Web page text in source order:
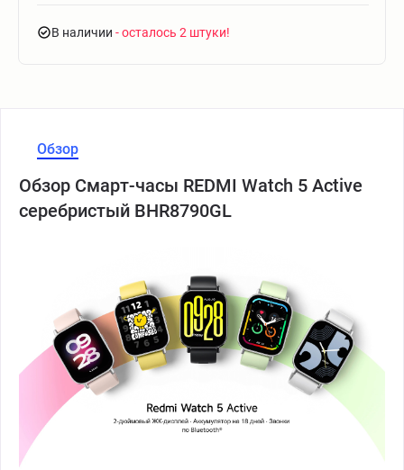
В наличии - осталось 2 штуки
Обзор
Обзор Смарт-часы REDMI Watch 5 Active
серебристый BHR8790GL